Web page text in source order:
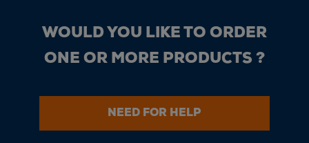
WOULD YOU LIKE TO ORDER
ONE OR MORE PRODUCTS ?
NEED FOR HELP